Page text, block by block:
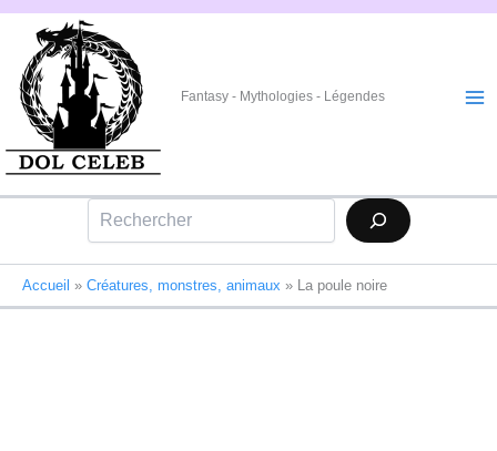
Aller
contenu
Fantasy - Mythologies - Légendes
Rechercher
Accueil » Créatures, monstres, animaux » La poule noire